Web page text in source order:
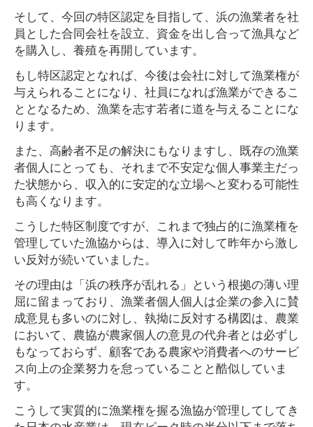
そして、今回の特区認定を目指して、浜の漁業者を社
員とした合同会社を設立、資金を出し合って漁具など
を購入し、養殖を再開しています。
もし特区認定となれば、今後は会社に対して漁業権が
与えられることになり、社員になれば漁業ができるこ
ととなるため、漁業を志す若者に道を与えることにな
ります。
また、高齢者不足の解決にもなりますし、既存の漁業
者個人にとっても、それまで不安定な個人事業主だっ
た状態から、収入的に安定的な立場へと変わる可能性
も高くなります。
こうした特区制度ですが、これまで独占的に漁業権を
管理していた漁協からは、導入に対して昨年から激し
い反対が続いていました。
その理由は「浜の秩序が乱れる」という根拠の薄い理
屈に留まっており、漁業者個人個人は企業の参入に賛
成意見も多いのに対し、執拗に反対する構図は、農業
において、農協が農家個人の意見の代弁者とは必ずし
もなっておらず、顧客である農家や消費者へのサービ
ス向上の企業努力を怠っていることと酷似していま
す。
こうして実質的に漁業権を握る漁協が管理してしてき